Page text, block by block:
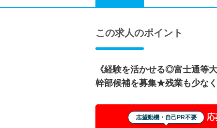
この求人のポイント
《経験を活かせる◎富士通等
幹部候補を募集★残業も少な
志望動機・自己PR不要